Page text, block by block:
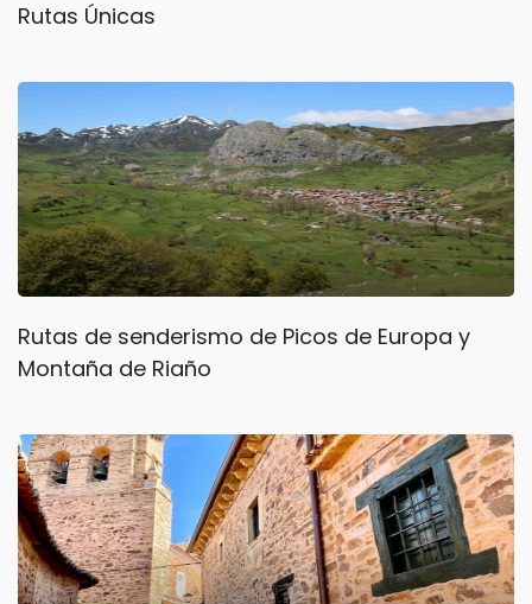
Rutas Únicas
Rutas de senderismo de Picos de Europa y
Montaña de Riaño